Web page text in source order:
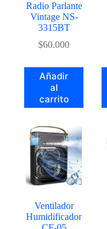
Radio Parlante
Vintage NS-
3315BT
$60.000
Añadir
al
carrito
Ventilador
Humidificador